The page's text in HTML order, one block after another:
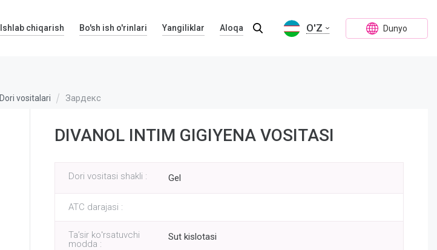
Ishlab chiqarish Bo'sh ish o'rinlari Yangiliklar Aloqa O'Z Dunyo
Dori vositalari Зардекс
DIVANOL INTIM GIGIYENA VOSITASI
Dori vositasi shakli : Gel
ATC darajasi :
Taʼsir koʻrsatuvchi
modda :
Sut kislotasi